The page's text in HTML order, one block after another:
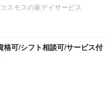
スモスの家デイサービス
格可/シフト相談可/サービス付